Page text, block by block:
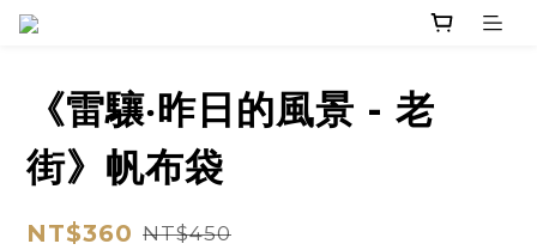
《雷驤‧昨日的風景 - 老
街》帆布袋
NT$360 NT$450